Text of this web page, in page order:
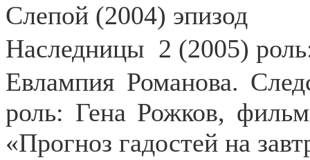
Слепой (2004) эпизод
Наследницы 2 (2005)
Евлампия Романова.
роль: Гена Рожков,
«Прогноз гадостей на